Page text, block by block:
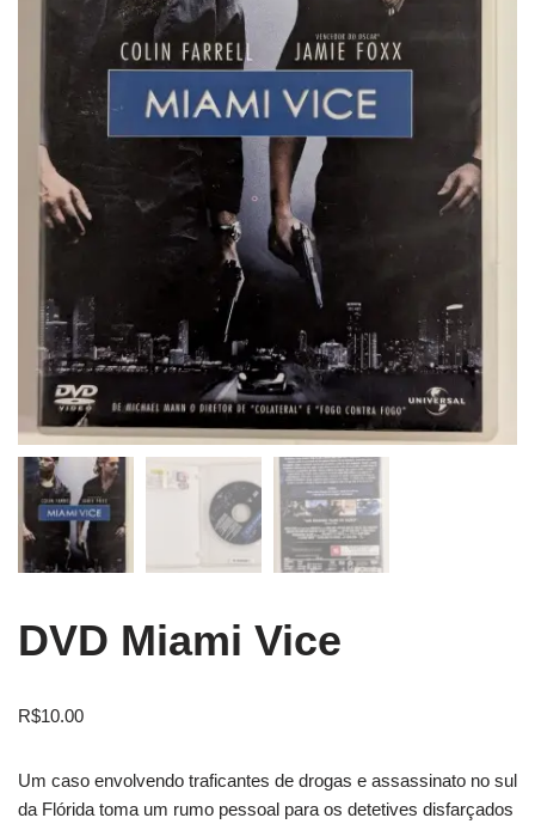
DVD Miami Vice
R$10.00
Um caso envolvendo traficantes de drogas e assassinato no sul
da Flórida toma um rumo pessoal para os detetives disfarçados